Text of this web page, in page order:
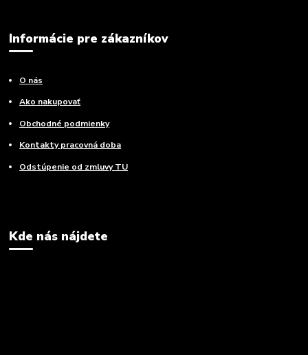
Informácie pre zákazníkov
O nás
Ako nakupovať
Obchodné podmienky
Kontakty pracovná doba
Odstúpenie od zmluvy TU
Kde nás nájdete